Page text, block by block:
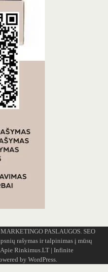
PASLAUGOS. SEO
rašymas ir talpinimas į mūsų
Apie Rinkimus.LT| Infinite
by WordPress.